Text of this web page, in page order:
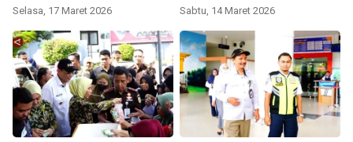
Selasa, 17 Maret 2026 Sabtu, 14 Maret 2026